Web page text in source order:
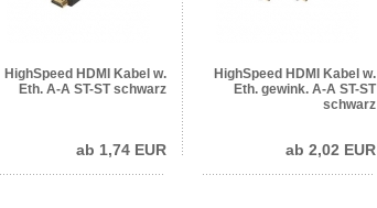
HighSpeed HDMI Kabel w.
Eth. A-A ST-ST schwarz
ab 1,74 EUR
HighSpeed HDMI Kabel w.
Eth. gewink. A-A ST-ST
schwarz
ab 2,02 EUR